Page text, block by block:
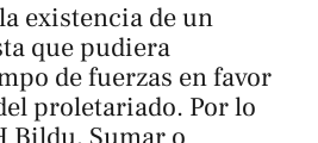
existencia de un
que pudiera
de fuerzas en favor
proletariado. Por lo